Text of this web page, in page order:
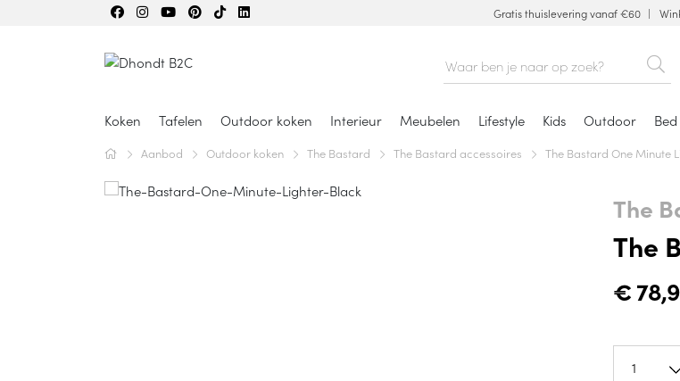
Gratis thuislevering vanaf €60
Koken Tafelen Outdoor koken Interieur Meubelen Lifestyle Kids Outdoor
Aanbod Outdoor koken The Bastard The Bastard accessoires The Bastard One Minute
The
The
€